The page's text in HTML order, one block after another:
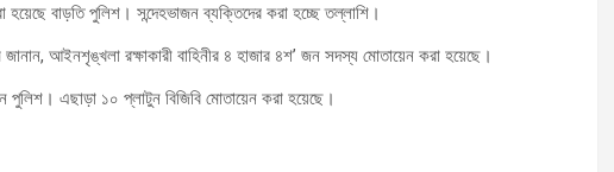
বাড়তি পুলিশ। সন্দেহভাজন ব্যক্তিদের করা হচ্ছে তল্লাশি।
আইনশৃঙ্খলা রক্ষাকারী বাহিনীর ৪ হাজার ৪শ’ জন সদস্য মোতায়েন করা হয়েছে।
এছাড়া ১০ প্লাটুন বিজিবি মোতায়েন করা হয়েছে।